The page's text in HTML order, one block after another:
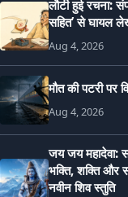
लौटी हुई रचना:
सहित’ से घायल
Aug 4, 2026
मौत की पटरी पर
Aug 4, 2026
जय जय महादेवा:
भक्ति, शक्ति और
नवीन शिव स्तुति